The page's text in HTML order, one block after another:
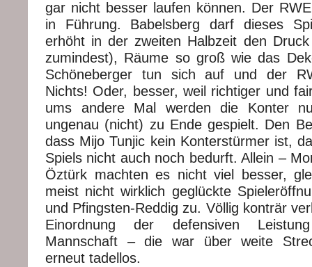
gar nicht besser laufen können. Der
in Führung. Babelsberg darf dieses
erhöht in der zweiten Halbzeit den
zumindest), Räume so groß wie das
Schöneberger tun sich auf und der
Nichts! Oder, besser, weil richtiger und
ums andere Mal werden die Konter
ungenau (nicht) zu Ende gespielt. Den
dass Mijo Tunjic kein Konterstürmer ist,
Spiels nicht auch noch bedurft. Allein –
Öztürk machten es nicht viel besser,
meist nicht wirklich geglückte
und Pfingsten-Reddig zu. Völlig konträr
Einordnung der defensiven
Mannschaft – die war über weite
erneut tadellos.